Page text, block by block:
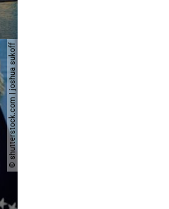
© shutterstock.com | joshua sukoff